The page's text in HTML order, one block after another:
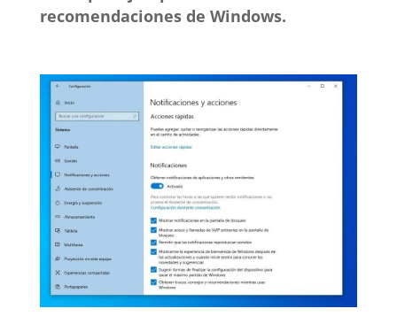
recomendaciones de Windows.